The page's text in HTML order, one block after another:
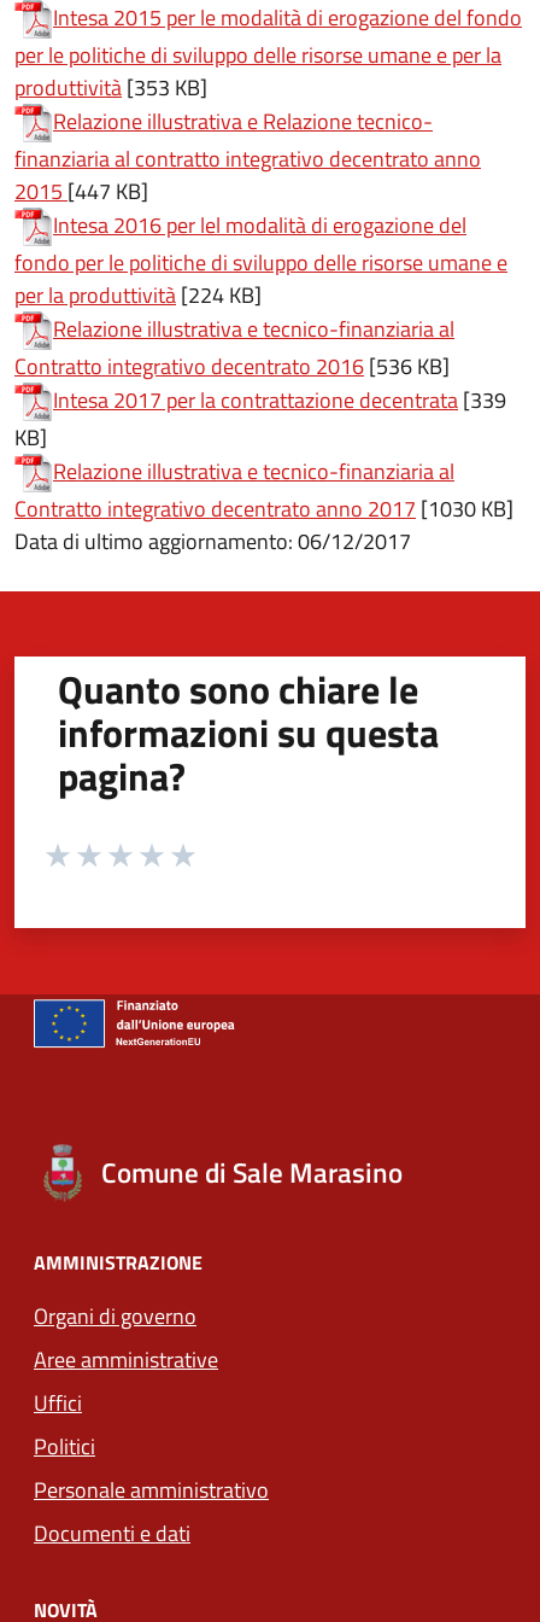
Intesa 2015 per le modalità di erogazione del fondo
per le politiche di sviluppo delle risorse umane e per la
produttività(apre in un'altra scheda).
[353 KB]
Relazione illustrativa e Relazione tecnico-
finanziaria al contratto integrativo decentrato anno
2015(apre in un'altra scheda).
[447 KB]
Intesa 2016 per lel modalità di erogazione del
fondo per le politiche di sviluppo delle risorse umane e
per la produttività(apre in un'altra scheda).
[224 KB]
Relazione illustrativa e tecnico-finanziaria al
Contratto integrativo decentrato 2016(apre in un'altra
[536 KB]
Intesa 2017 per la contrattazione decentrata(apre in
[339
KB]
Relazione illustrativa e tecnico-finanziaria al
Contratto integrativo decentrato anno 2017(apre in
[1030 KB]
Data di ultimo aggiornamento: 06/12/2017
Quanto sono chiare le
informazioni su questa
pagina?
Valuta da 1 a 5 stelle la pagina
Comune di Sale Marasino
AMMINISTRAZIONE
Organi di governo
Aree amministrative
Uffici
Politici
Personale amministrativo
Documenti e dati
NOVITÀ